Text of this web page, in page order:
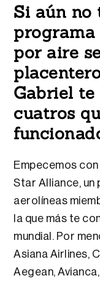
Si aún no
programa
por aire
Gabriel te
cuatros
Empecemos
Star Alliance, un
aerolíneas
la que más te
mundial. Por
Asiana Airlines,
Aegean,